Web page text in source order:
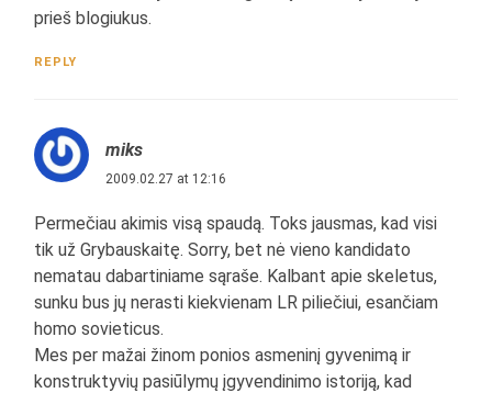
prieš blogiukus.
REPLY
miks
2009.02.27 at 12:16
Permečiau akimis visą spaudą. Toks jausmas, kad visi
tik už Grybauskaitę. Sorry, bet nė vieno kandidato
nematau dabartiniame sąraše. Kalbant apie skeletus,
sunku bus jų nerasti kiekvienam LR piliečiui, esančiam
homo sovieticus.
Mes per mažai žinom ponios asmeninį gyvenimą ir
konstruktyvių pasiūlymų įgyvendinimo istoriją, kad